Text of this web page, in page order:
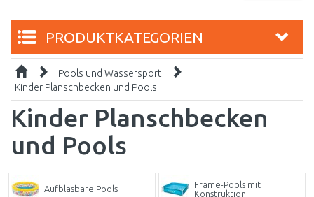
PRODUKTKATEGORIEN
Pools und Wassersport
Kinder Planschbecken und Pools
Kinder Planschbecken
und Pools
Aufblasbare Pools
Frame-Pools mit
Konstruktion